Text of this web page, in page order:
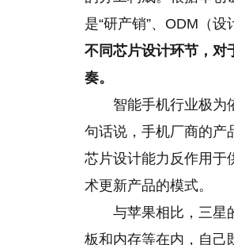
是“研产销”、ODM（设
不同芯片设计环节，对
奏。
智能手机行业极为
句话说，手机厂商的产
芯片设计能力反作用于
术更新产品的模式。
与苹果相比，三星
板和内存等在内，自己